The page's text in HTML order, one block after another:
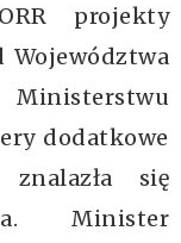
projekty
Województwa
dodatkowe
się
Minister